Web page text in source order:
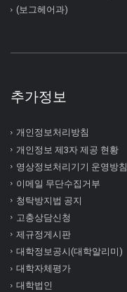
(보그헤어과)
추가정보
개인정보처리방침
개인정보 제3자 제공 현황
영상정보처리기기 운영방침
이메일 무단수집거부
청탁방지법 공지
고충상담신청
제규정게시판
대학정보공시(대학알리미)
대학자체평가
대학법인